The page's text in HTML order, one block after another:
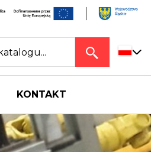
KONTAKT